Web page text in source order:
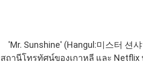
'Mr. Sunshine' (Hangul:미스터
สถานีโทรทัศน์ของเกาหลี และ